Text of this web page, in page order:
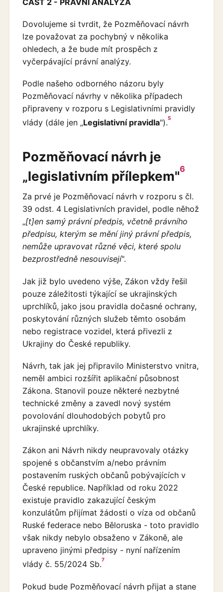
Dovolujeme si tvrdit, že Pozměňovací návrh
lze považovat za pochybný v několika
ohledech, a že bude mít prospěch z
vyčerpávající právní analýzy.
Podle našeho odborného názoru byly
Pozměňovací návrhy v několika případech
připraveny v rozporu s Legislativními pravidly
vlády (dále jen „Legislativní pravidla").5
Pozměňovací návrh je
„legislativním přílepkem"6
Za prvé je Pozměňovací návrh v rozporu s čl.
39 odst. 4 Legislativních pravidel, podle něhož
„[t]en samý právní předpis, včetně právního
předpisu, kterým se mění jiný právní předpis,
nemůže upravovat různé věci, které spolu
bezprostředně nesouvisejí".
Jak již bylo uvedeno výše, Zákon vždy řešil
pouze záležitosti týkající se ukrajinských
uprchlíků, jako jsou pravidla dočasné ochrany,
poskytování různých služeb těmto osobám
nebo registrace vozidel, která přivezli z
Ukrajiny do České republiky.
Návrh, tak jak jej připravilo Ministerstvo vnitra,
neměl ambici rozšířit aplikační působnost
Zákona. Stanovil pouze některé nezbytné
technické změny a zavedl nový systém
povolování dlouhodobých pobytů pro
ukrajinské uprchlíky.
Zákon ani Návrh nikdy neupravovaly otázky
spojené s občanstvím a/nebo právním
postavením ruských občanů pobývajících v
České republice. Například od roku 2022
existuje pravidlo zakazující českým
konzulátům přijímat žádosti o víza od občanů
Ruské federace nebo Běloruska - toto pravidlo
však nikdy nebylo obsaženo v Zákoně, ale
upraveno jinými předpisy - nyní nařízením
vlády č. 55/2024 Sb.7
Pokud bude Pozměňovací návrh přijat a stane